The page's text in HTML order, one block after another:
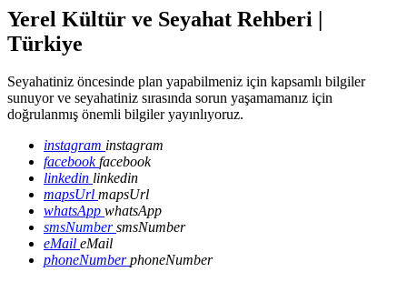
Yerel Kültür ve Seyahat Rehberi |
Türkiye
Seyahatiniz öncesinde plan yapabilmeniz için kapsamlı bilgiler
sunuyor ve seyahatiniz sırasında sorun yaşamamanız için
doğrulanmış önemli bilgiler yayınlıyoruz.
instagram instagram
facebookfacebook
linkedin linkedin
mapsUrl mapsUrl
whatsApp whatsApp
smsNumbersmsNumber
eMail eMail
phoneNumberphoneNumber